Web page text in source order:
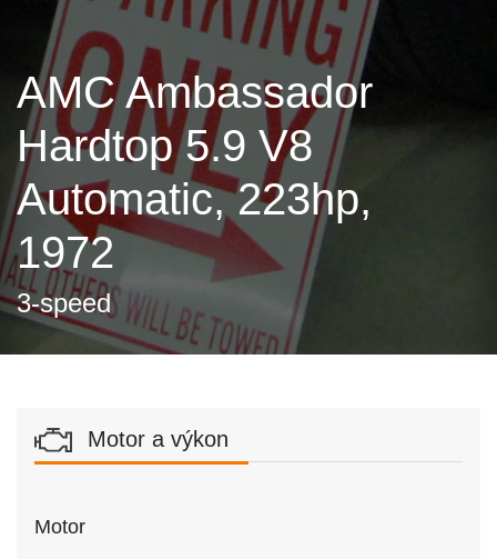
AMC Ambassador
Hardtop 5.9 V8
Automatic, 223hp,
1972
3-speed
Motor a výkon
Motor